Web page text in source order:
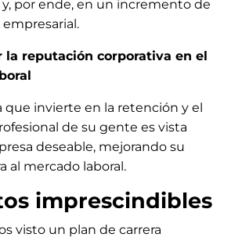
por ende, en un incremento de
la reputación corporativa en el
que invierte en la retención y el
de su gente es vista
deseable, mejorando su
al mercado laboral.
imprescindibles
visto un plan de carrera